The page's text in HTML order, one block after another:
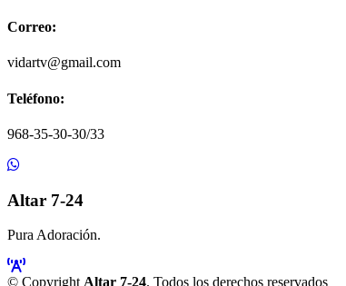
Correo:
vidartv@gmail.com
Teléfono:
968-35-30-30/33
Altar 7-24
Pura Adoración.
© Copyright Altar 7-24. Todos los derechos reservados